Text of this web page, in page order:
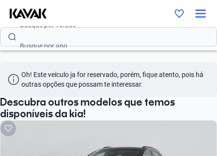
Busque por versão
Busque por modelo
Busque por versão
Busque por ano
Oh! Este veículo ja for reservado, porém, fique atento, pois há
outras opções que possam te interessar.
Descubra outros modelos que temos
disponíveis da kia!